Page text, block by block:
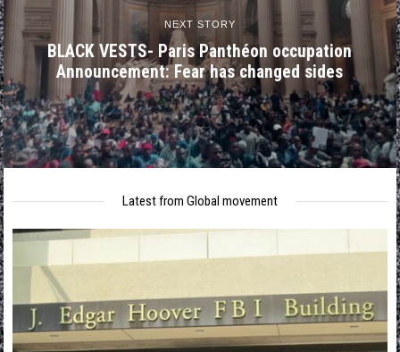
NEXT STORY
BLACK VESTS- Paris Panthéon occupation
Announcement: Fear has changed sides
Latest from Global movement